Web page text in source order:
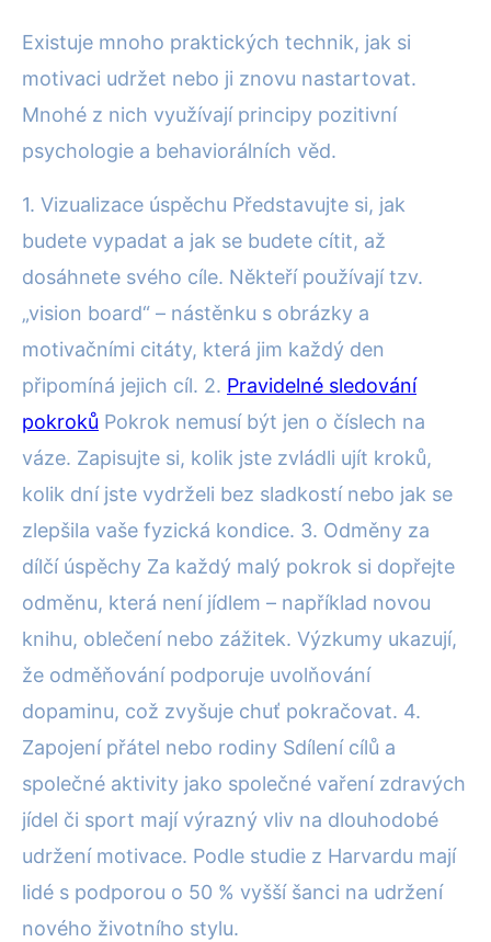
Existuje mnoho praktických technik, jak si
motivaci udržet nebo ji znovu nastartovat.
Mnohé z nich využívají principy pozitivní
psychologie a behaviorálních věd.
1. Vizualizace úspěchu Představujte si, jak
budete vypadat a jak se budete cítit, až
dosáhnete svého cíle. Někteří používají tzv.
„vision board“ – nástěnku s obrázky a
motivačními citáty, která jim každý den
připomíná jejich cíl. 2. Pravidelné sledování
pokroků Pokrok nemusí být jen o číslech na
váze. Zapisujte si, kolik jste zvládli ujít kroků,
kolik dní jste vydrželi bez sladkostí nebo jak se
zlepšila vaše fyzická kondice. 3. Odměny za
dílčí úspěchy Za každý malý pokrok si dopřejte
odměnu, která není jídlem – například novou
knihu, oblečení nebo zážitek. Výzkumy ukazují,
že odměňování podporuje uvolňování
dopaminu, což zvyšuje chuť pokračovat. 4.
Zapojení přátel nebo rodiny Sdílení cílů a
společné aktivity jako společné vaření zdravých
jídel či sport mají výrazný vliv na dlouhodobé
udržení motivace. Podle studie z Harvardu mají
lidé s podporou o 50 % vyšší šanci na udržení
nového životního stylu.